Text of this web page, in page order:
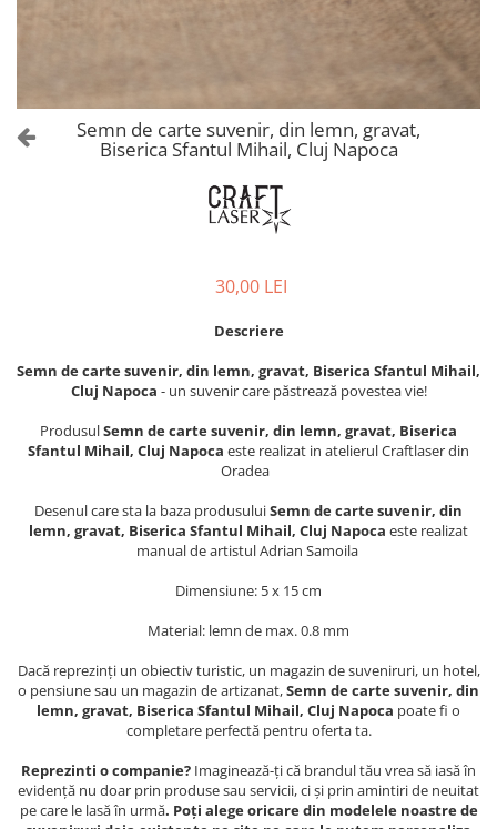
Cetatea Alba Carolina
Sighisoara
Bojdeuca "Ion Creanga", Iasi
Cazinoul Constanta
Galeria Artei Iesene (Muzeul
Nicolae Gane)
Muzeul de Arta Cluj Napoca
Muzeul National Brukenthal Sibiu
Muzeul National de Istorie a
Romaniei
Muzeul Unirii Iasi
Orase si zone istorice
Cluj Napoca
Colonada Imperiala, Buzias
Maramures
Oradea
Sibiu
Colectia Semne de carte Suvenir
Semn de carte suvenir acuarela
Semn de carte suvenir gravat
Magneti de frigider, din lemn
Magneti de frigider din lemn,
Magneti de frigider, din lemn,
Mitul Dracula
Puzzle suvenir
Sacose bumbac
Suport pahare suvenir
Suport pahare suvenir din lemn
Tablouri acuarela
Tablouri gravate
Tablouri metalice
Colectia "Belle Epoque"
Colectia "Visit Romania"
Semn de carte suvenir, din lemn, gravat,
Biserica Sfantul Mihail, Cluj Napoca
30,00 LEI
Descriere
Semn de carte suvenir, din lemn, gravat, Biserica Sfantul Mihail,
Cluj Napoca - un suvenir care păstrează povestea vie!
ProdusulSemn de carte suvenir, din lemn, gravat, Biserica
Sfantul Mihail, Cluj Napoca este realizat in atelierul Craftlaser din
Oradea
Desenul care sta la baza produsuluiSemn de carte suvenir, din
lemn, gravat, Biserica Sfantul Mihail, Cluj Napoca este realizat
manual de artistul Adrian Samoila
Dimensiune: 5 x 15 cm
Material: lemn de max. 0.8 mm
Dacă reprezinți un obiectiv turistic, un magazin de suveniruri, un hotel,
o pensiune sau un magazin de artizanat,Semn de carte suvenir, din
lemn, gravat, Biserica Sfantul Mihail, Cluj Napoca poate fi o
completare perfectă pentru oferta ta.
Reprezinti o companie? Imaginează-ți că brandul tău vrea să iasă în
evidență nu doar prin produse sau servicii, ci și prin amintiri de neuitat
pe care le lasă în urmă. Poți alege oricare din modelele noastre de